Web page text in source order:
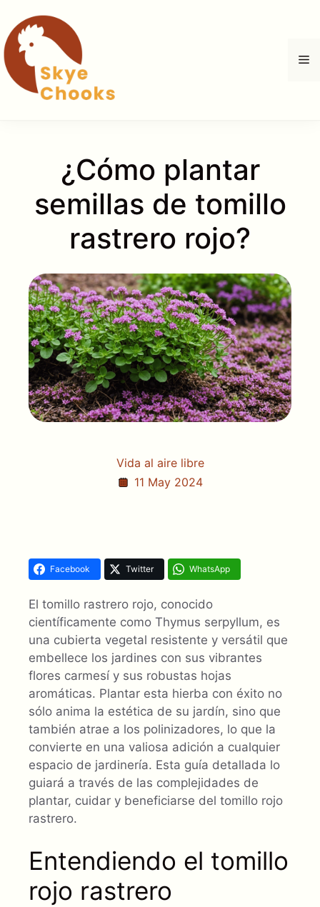
contenido
¿Cómo plantar
semillas de tomillo
rastrero rojo?
Vida al aire libre
11 May 2024
Facebook Twitter WhatsApp
El tomillo rastrero rojo, conocido
científicamente como Thymus serpyllum, es
una cubierta vegetal resistente y versátil que
embellece los jardines con sus vibrantes
flores carmesí y sus robustas hojas
aromáticas. Plantar esta hierba con éxito no
sólo anima la estética de su jardín, sino que
también atrae a los polinizadores, lo que la
convierte en una valiosa adición a cualquier
espacio de jardinería. Esta guía detallada lo
guiará a través de las complejidades de
plantar, cuidar y beneficiarse del tomillo rojo
rastrero.
Entendiendo el tomillo
rojo rastrero